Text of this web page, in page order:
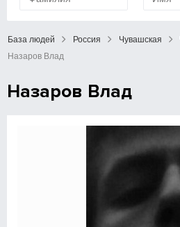
База людей Россия Чувашская
Назаров Влад
Назаров Влад